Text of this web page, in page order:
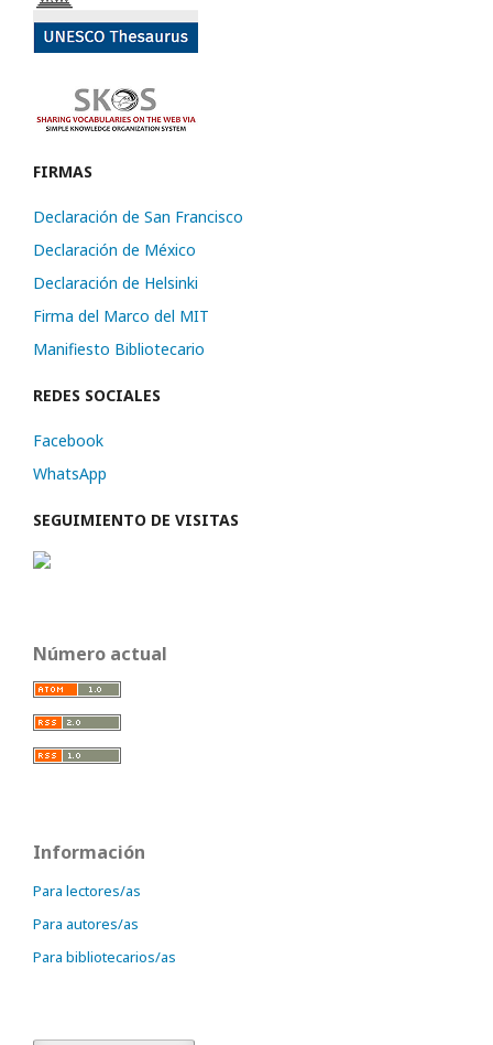
FIRMAS
Declaración de San Francisco
Declaración de México
Declaración de Helsinki
Firma del Marco del MIT
Manifiesto Bibliotecario
REDES SOCIALES
Facebook
WhatsApp
SEGUIMIENTO DE VISITAS
Número actual
Información
Para lectores/as
Para autores/as
Para bibliotecarios/as